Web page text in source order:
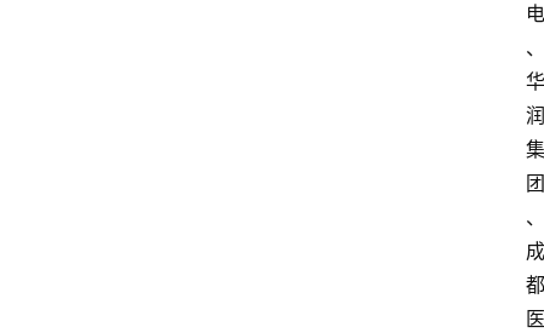
电
、
华
润
集
团
、
成
都
医